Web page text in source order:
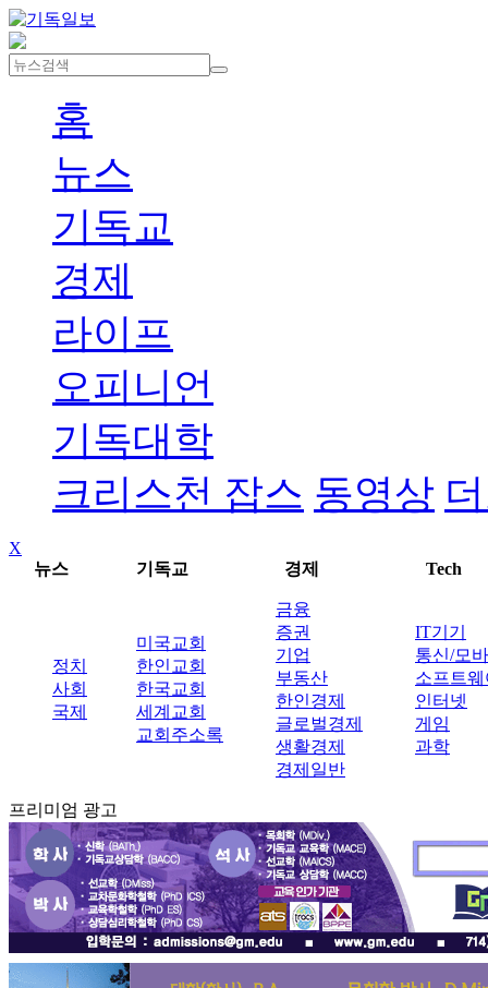
홈
뉴스
기독교
경제
라이프
오피니언
기독대학
크리스천 잡스 동영상
X
뉴스
기독교 경제 Tech
정치
사회
국제
미국교회
한인교회
한국교회
세계교회
교회주소록
금융
증권
기업
부동산
한인경제
글로벌경제
생활경제
경제일반
IT기기
통신/모
소프트웨
인터넷
게임
과학
프리미엄 광고